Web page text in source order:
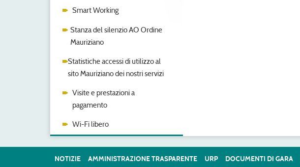
Smart Working
Stanza del silenzio AO Ordine
Mauriziano
Statistiche accessi di utilizzo al
sito Mauriziano dei nostri servizi
Visite e prestazioni a
pagamento
Wi-Fi libero
NOTIZIE AMMINISTRAZIONE TRASPARENTE URP DOCUMENTI DI GARA